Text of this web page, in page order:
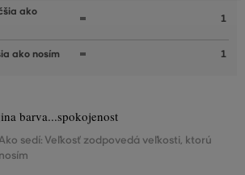
ako
1
ako nosím 1
barva...spokojenost
sedí: Veľkosť zodpovedá veľkosti, ktorú
nosím